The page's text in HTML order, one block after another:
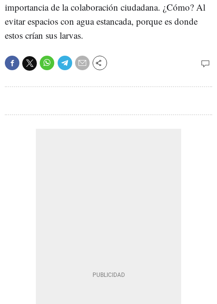
importancia de la colaboración ciudadana. ¿Cómo? Al
evitar espacios con agua estancada, porque es donde
estos crían sus larvas.